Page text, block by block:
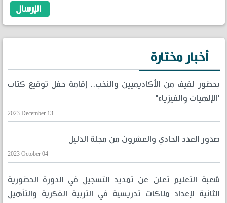
أخبار مختارة
بحضور لفيف من الأكاديميين والنخب.. إقامة حفل توقيع كتاب
"الإلهيات والفيزياء"
2023 December 13
صدور العدد الحادي والعشرون من مجلة الدليل
2023 October 04
شعبة التعليم تعلن عن تمديد التسجيل في الدورة الحضورية
الثانية لإعداد ملاكات تدريسية في التربية الفكرية والتأهيل